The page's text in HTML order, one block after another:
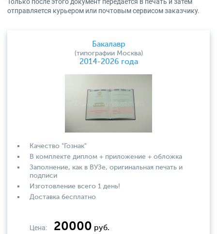
отправляется курьером или почтовым сервисом заказчику.
Бакалавр
(типографии Москва)
2014-2026 года
Качество "Гознак"
В комплекте диплом + приложение + обложка
Заполнение, как в ВУЗе, оригинальная печать и
подписи
Изготовление всего 1 день!
Доставка бесплатно
Цена: 20000 руб.